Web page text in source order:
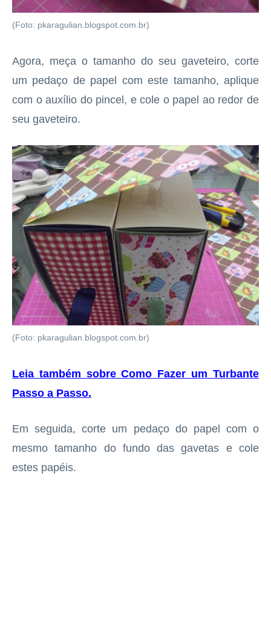
(Foto: pkaragulian.blogspot.com.br)
Agora, meça o tamanho do seu gaveteiro, corte
um pedaço de papel com este tamanho, aplique
com o auxílio do pincel, e cole o papel ao redor de
seu gaveteiro.
(Foto: pkaragulian.blogspot.com.br)
Leia também sobre Como Fazer um Turbante
Passo a Passo.
Em seguida, corte um pedaço do papel com o
mesmo tamanho do fundo das gavetas e cole
estes papéis.